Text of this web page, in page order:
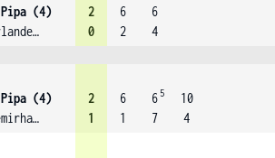
Pipa (4)
Nylander Altelius
2
0
6
2
6
4
Pipa (4)
Temirhanova
2
1
6
1
6 5
7
10
4